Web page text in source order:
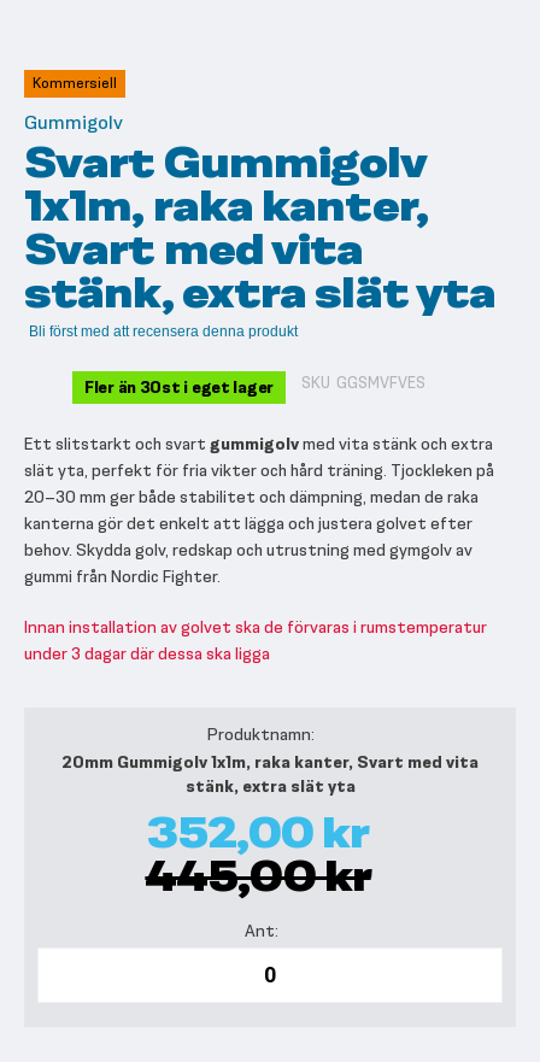
av
bildgalleriet
Kommersiell
Gummigolv
Svart Gummigolv
1x1m, raka kanter,
Svart med vita
stänk, extra slät yta
Bli först med att recensera denna produkt
Fler än 30st i eget lager SKU GGSMVFVES
Ett slitstarkt och svart gummigolvmed vita stänk och extra
slät yta, perfekt för fria vikter och hård träning. Tjockleken på
20–30 mm ger både stabilitet och dämpning, medan de raka
kanterna gör det enkelt att lägga och justera golvet efter
behov. Skydda golv, redskap och utrustning med gymgolv av
gummi från Nordic Fighter.
Innan installation av golvet ska de förvaras i rumstemperatur
under 3 dagar där dessa ska ligga
20mm Gummigolv 1x1m, raka kanter, Svart med vita
stänk, extra slät yta
352,00 kr
445,00 kr